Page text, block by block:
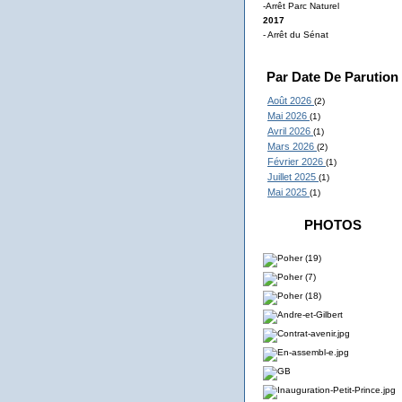
-Arrêt Parc Naturel
2017
- Arrêt du Sénat
Par Date De Parution
Août 2026 (2)
Mai 2026 (1)
Avril 2026 (1)
Mars 2026 (2)
Février 2026 (1)
Juillet 2025 (1)
Mai 2025 (1)
PHOTOS